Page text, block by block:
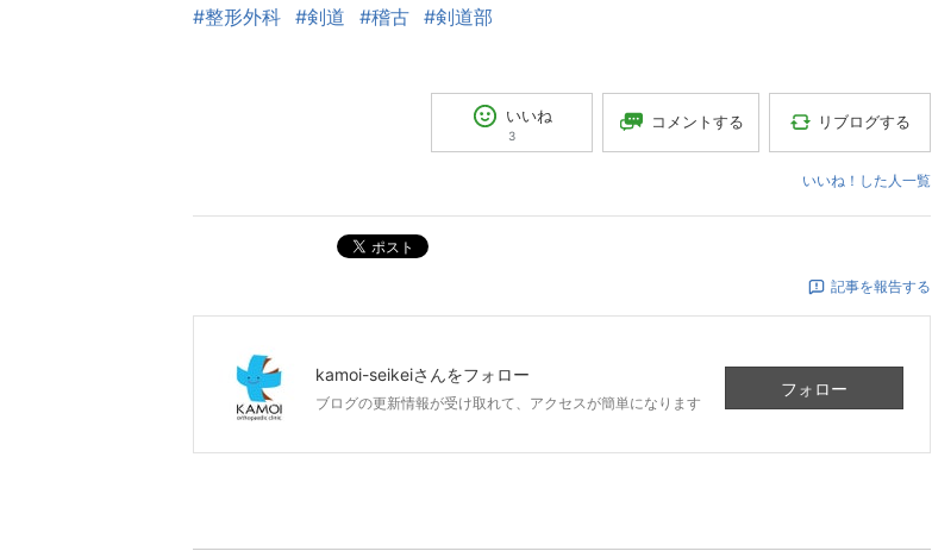
#整形外科 #剣道 #稽古 #剣道部
いいね
3
コメントする リブログする
いいね！した人一覧
ポスト
記事を報告する
kamoi-seikeiさんをフォロー
ブログの更新情報が受け取れて、アクセスが簡単になります
フォロー